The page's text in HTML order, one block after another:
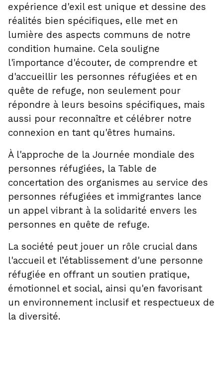
expérience d'exil est unique et dessine des
réalités bien spécifiques, elle met en
lumière des aspects communs de notre
condition humaine. Cela souligne
l'importance d'écouter, de comprendre et
d'accueillir les personnes réfugiées et en
quête de refuge, non seulement pour
répondre à leurs besoins spécifiques, mais
aussi pour reconnaître et célébrer notre
connexion en tant qu'êtres humains.
À l'approche de la Journée mondiale des
personnes réfugiées, la Table de
concertation des organismes au service des
personnes réfugiées et immigrantes lance
un appel vibrant à la solidarité envers les
personnes en quête de refuge.
La société peut jouer un rôle crucial dans
l'accueil et l’établissement d'une personne
réfugiée en offrant un soutien pratique,
émotionnel et social, ainsi qu'en favorisant
un environnement inclusif et respectueux de
la diversité.